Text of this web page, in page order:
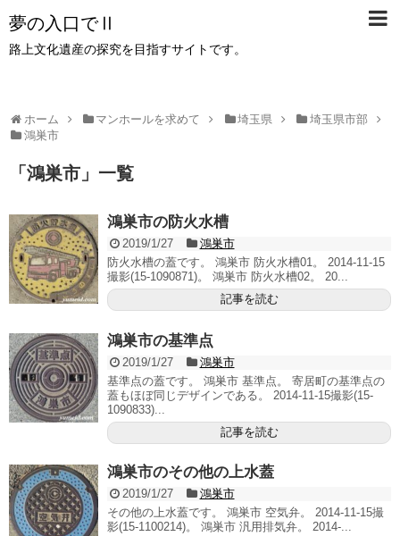
夢の入口でⅡ
路上文化遺産の探究を目指すサイトです。
ホーム マンホールを求めて 埼玉県
埼玉県市部
鴻巣市
「 鴻巣市 」 一覧
鴻巣市の防火水槽
2019/1/27
鴻巣市
防火水槽の蓋です。 鴻巣市 防火水槽01。 2014-11-15
撮影(15-1090871)。 鴻巣市 防火水槽02。 20...
記事を読む
鴻巣市の基準点
2019/1/27
鴻巣市
基準点の蓋です。 鴻巣市 基準点。 寄居町の基準点の
蓋もほぼ同じデザインである。 2014-11-15撮影(15-
1090833)...
記事を読む
鴻巣市のその他の上水蓋
2019/1/27
鴻巣市
その他の上水蓋です。 鴻巣市 空気弁。 2014-11-15撮
影(15-1100214)。 鴻巣市 汎用排気弁。 2014-...